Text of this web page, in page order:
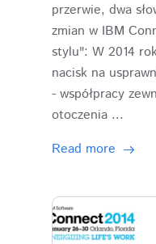
przerwie, dwa
zmian w IBM
stylu": W 2014
nacisk na
- współpracy
otoczenia ...
Read more